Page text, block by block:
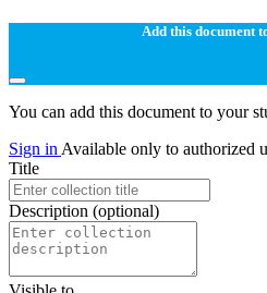
Add this document
You can add this document to your
Sign in Available only to authorized
Title
Description (optional)